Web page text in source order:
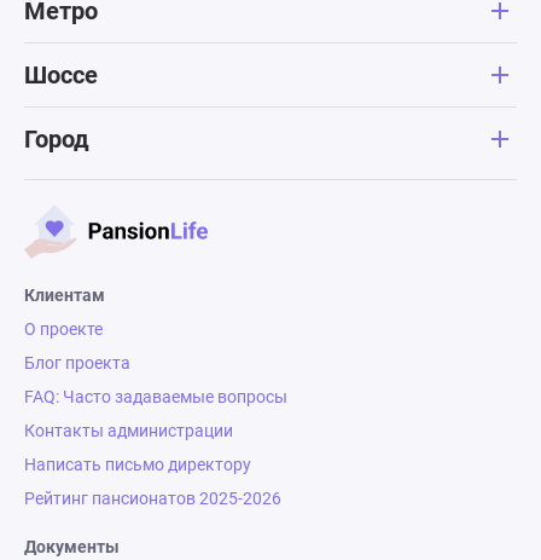
Метро
Шоссе
Город
Клиентам
О проекте
Блог проекта
FAQ: Часто задаваемые вопросы
Контакты администрации
Написать письмо директору
Рейтинг пансионатов 2025-2026
Документы